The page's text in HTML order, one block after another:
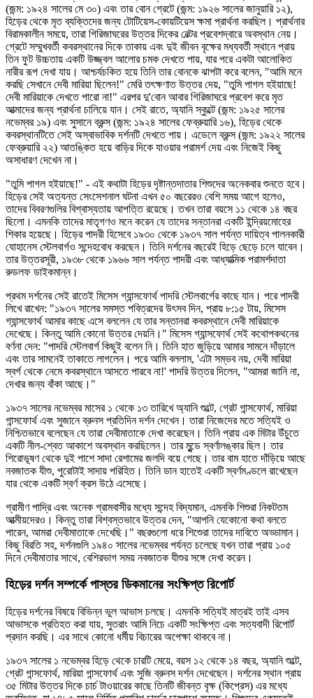
(জন্ম: ১৯২৪ সালের মে ৩০) এবং তার বোন গ্রেটে (জন্ম: ১৯২৬ সালের জানুয়ারি ১২),
হিড়ের থেকে মৃত ব্যক্তিদের জন্য টোটিয়েস-কোয়টিয়েস ক্ষমা প্রার্থনা করছিল। প্রার্থনার
বিরামকালীন সময়ে, তারা গিরিজাঘরের উত্তর দিকের বেল্টর প্রবেশদ্বারে অবস্থান নেয়।
গ্রেটে সম্মুখবর্তী কবরস্থানের দিকে তাকায় এবং দুই জীবন বৃক্ষের মধ্যবর্তী স্থানে প্রায়
তিন ফুট উচ্চতায় একটি উজ্জ্বল আলোর চমক দেখতে পায়, যার পরে একটা আলোকিত
নারীর রূপ দেখা যায়। আশ্চর্যচকিত হয়ে তিনি তার বোনকে ঝাপটা করে বলেন, "আমি মনে
করছি সেখানে দেবী মারিয়া ছিলেন!" মেরি তৎক্ষণাত উত্তর দেয়, "তুমি পাগল হইয়াছে!
দেবী মারিয়াকে দেখতে পারো না!" এরপর দু'বোন আবার গিরিজাঘরে প্রবেশ করে মৃত
আত্মাদের জন্য প্রার্থনা চালিয়ে যান। সেই রাতে, অ্যানি স্কুল্টে (জন্ম: ১৯২৫ সালের
নভেম্বর ১৯) এবং সুসানে ব্রুন্স (জন্ম: ১৯২৪ সালের ফেব্রুয়ারি ১৬), হিড়ের থেকে
কবরস্থানটিতে সেই অস্বাভাবিক দর্শনটি দেখতে পায়। এডেলে ব্রুন্স (জন্ম: ১৯২২ সালের
ফেব্রুয়ারি ২২) আতঙ্কিত হয়ে বাড়ির দিকে যাওয়ার পরামর্শ দেয় এবং নিজেই কিছু
অসাধারণ দেখেন না।
"তুমি পাগল হইয়াছে!" - এই কথাটা হিড়ের দৃষ্টান্তদাতার শিশুদের অনেকবার শুনতে হবে।
হিড়ের সেই অত্যন্ত সেংসেশনাল ঘটনা এখন ৫০ বছরেরও বেশি সময় আগে হলেও,
তাদের বিবরণগুলির বিশ্বাস্যতায় আপত্তি রয়েছে। তখন তারা বয়সে ১১ থেকে ১৪ বছর
ছিলো। এমনকি তাদের মাতৃগণও মনে করেন যে তাদের সন্তানরা একটি ইন্দ্রিয়মোহের
শিকার হয়েছে। হিড়ের পাদরী হিসেবে ১৯৩০ থেকে ১৯৩৭ সাল পর্যন্ত দায়িত্ব পালনকারী
যোহানেস স্টেলবার্গও সন্দেহবোধ করছেন। তিনি দর্শনের বছরেই হিড়ে ছেড়ে চলে যাবেন।
তার উত্তরসূরী, ১৯৩৮ থেকে ১৯৬৬ সাল পর্যন্ত পাদরী এবং আধ্যাত্মিক পরামর্শদাতা
রুডলফ ডাইকমান্ন।
প্রথম দর্শনের সেই রাতেই মিসেস গ্যান্সফোর্থ পাদরি স্টেলবার্গের কাছে যান। পরে পাদরী
লিখে রাখেন: "১৯৩৭ সালের সমস্ত পবিত্রদের উৎসব দিন, প্রায় ৮:১৫ টায়, মিসেস
গ্যান্সফোর্থ আমার কাছে এসে বললেন যে তার সন্তানরা কবরস্থানে দেবী মারিয়াকে
দেখেছে। কিন্তু আমি কোনো উত্তর দেয়নি।" মিসেস গ্যান্সফোর্থ সেই কথোপকথনের
বর্ণনা দেন: "পাদরি স্টেলবার্গ কিছুই বলেন নি। তিনি হাত জুড়িয়ে আমার সামনে দাঁড়ালে
এবং তার সামনেই তাকাতে লাগলেন। পরে আমি বললাম, 'এটা সম্ভব নয়, দেবী মারিয়া
স্বর্গ থেকে নেমে কবরস্থানে আসতে পারবে না!' পাদরি উত্তর দিলেন, "আমরা জানি না,
দেখার জন্য বাঁকা আছে।"
১৯৩৭ সালের নভেম্বর মাসের ১ থেকে ১৩ তারিখে অ্যানি শুল্টে, গ্রেট গান্সফোর্থ, মারিয়া
গান্সফোর্থ এবং সুজানে ব্রুনস প্রতিদিন দর্শন দেখেন। তারা নিজেদের মতে সত্যিই ও
নিশ্চিতভাবে বলেছেন যে তারা দেবীমাতাকে দেখা করেছেন। তিনি প্রায় এক মিটার উঁচুতে
একটি নীল-শ্বেত আকাশে অবস্থান করছিলেন। তার মুন্ডে স্বর্ণালঙ্কার ছিল। তার
শিরোভূষণ থেকে দুই পাশে সাদা রেশামের জলদি বয়ে গেছে। তার বাম হাতে দাঁড়িয়ে আছে
নবজাতক যীশু, পুরোটাই সাদায় পরিহিত। তিনি ডান হাতেই একটি স্বর্ণমণ্ডলে রাখেছেন
যার থেকে একটি স্বর্ণ ক্রস উঠে এসেছে।
গ্রামীণ পাদ্রি এবং অনেক গ্রামবাসীর মধ্যে সন্দেহ বিদ্যমান, এমনকি শিশুরা নিকটতম
আত্মীয়দেরও। কিন্তু তারা বিশ্বস্তভাবে উত্তর দেন, "আপনি যেকোনো কথা বলতে
পারেন, আমরা দেবীমাতাকে দেখেছি।" বছরগুলো ধরে শিশুেরা তাদের দাবিতে অড্ডামান।
কিছু বিরতি সহ, দর্শনগুলি ১৯৪০ সালের নভেম্বর পর্যন্ত চলেছে যখন তারা প্রায় ১০৫
দিনে দেবীমাতার সাথে, বেশিরভাগ সময় নবজাতক যীশুর সঙ্গে দেখা করেন।
হিড়ের দর্শন সম্পর্কে পাস্তর ডিকমানের সংক্ষিপ্ত রিপোর্ট
হিড়ের দর্শনের বিষয়ে বিভিন্ন ভুল আভাস চলছে। এমনকি সত্যিই মাত্রই তাই এসব
আভাসকে প্রতিহত করা যায়, সুতরাং আমি নিচে একটি সংক্ষিপ্ত এবং সত্যবাদী রিপোর্ট
প্রদান করছি। এর সাথে কোনো ধর্মীয় বিচারের অপেক্ষা থাকবে না।
১৯৩৭ সালের ১ নভেম্বর হিড়ে থেকে চারটি মেয়ে, বয়স ১২ থেকে ১৪ বছর, অ্যানি শুল্টে,
গ্রেট গান্সফোর্থ, মারিয়া গান্সফোর্থ এবং সুজি ব্রুনস দর্শন দেখেছেন। দর্শনের স্থান প্রায়
৩৫ মিটার উত্তর দিকে চার্চ টাওয়ারের কাছে তিনটি জীবন্ত বৃক্ষ (কিপ্রেস) এর মধ্যে